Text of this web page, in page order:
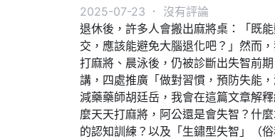
2025-07-23 ．
沒有評論
退休後，許多人會搬出麻將桌：「既
交，應該能避免大腦退化吧？」然而
打麻將、晨泳後，仍被診斷出失智前
講，四處推廣「做對習慣，預防失能
減藥藥師胡廷岳，我會在這篇文章解
麼天天打麻將，阿公還是會失智？什
的認知訓練？以及「生鏽型失智」（